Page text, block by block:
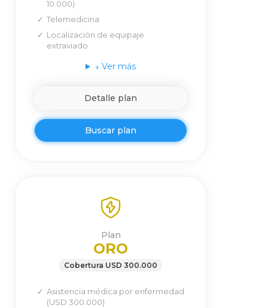
10.000)
Telemedicina
Localización de equipaje
extraviado
↓ Ver más
Detalle plan
Buscar plan
Plan
ORO
Cobertura USD 300.000
Asistencia médica por enfermedad
(USD 300.000)